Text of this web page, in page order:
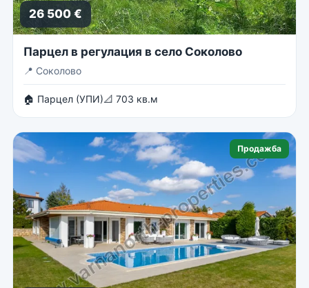
26 500 €
Парцел в регулация в село Соколово
📍 Соколово
🏠 Парцел (УПИ)📐 703 кв.м
Продажба